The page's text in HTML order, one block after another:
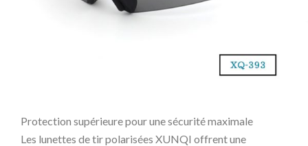
Protection supérieure pour une sécurité maximale
Les lunettes de tir polarisées XUNQI offrent une